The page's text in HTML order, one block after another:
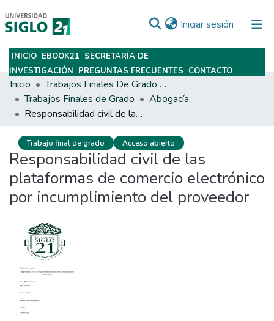
Iniciar sesión (current)
Subir
INICIO EBOOK21 SECRETARÍA DE
INVESTIGACIÓN PREGUNTAS FRECUENTES CONTACTO
Inicio
Trabajos Finales De Grado Y Posgrado
Trabajos Finales de Grado
Abogacía
Responsabilidad civil de las plataformas de comercio electrónico por incumplimiento del proveedor
Trabajo final de grado Acceso abierto
Responsabilidad civil de las
plataformas de comercio electrónico
por incumplimiento del proveedor